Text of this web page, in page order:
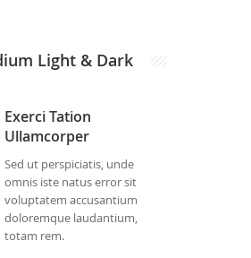
Light & Dark
Exerci Tation
Ullamcorper
Sed ut perspiciatis, unde
omnis iste natus error sit
voluptatem accusantium
doloremque laudantium,
totam rem.